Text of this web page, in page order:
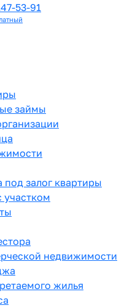
53-91
займы
под залог квартиры
участком
недвижимости
жилья